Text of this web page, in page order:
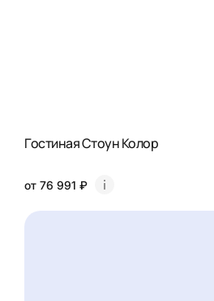
Гостиная Стоун Колор
от 76 991 ₽